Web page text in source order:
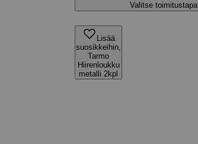
Valitse toimitustapa
Lisää
suosikkeihin,
Tarmo
Hiirenloukku
metalli 2kpl